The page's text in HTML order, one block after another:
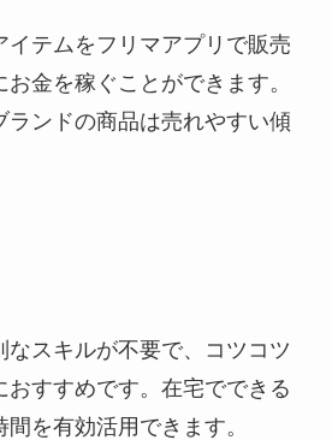
イテムをフリマアプリで販売
金を稼ぐことができます。
ランドの商品は売れやすい傾
なスキルが不要で、コツコツ
おすすめです。在宅でできる
を有効活用できます。